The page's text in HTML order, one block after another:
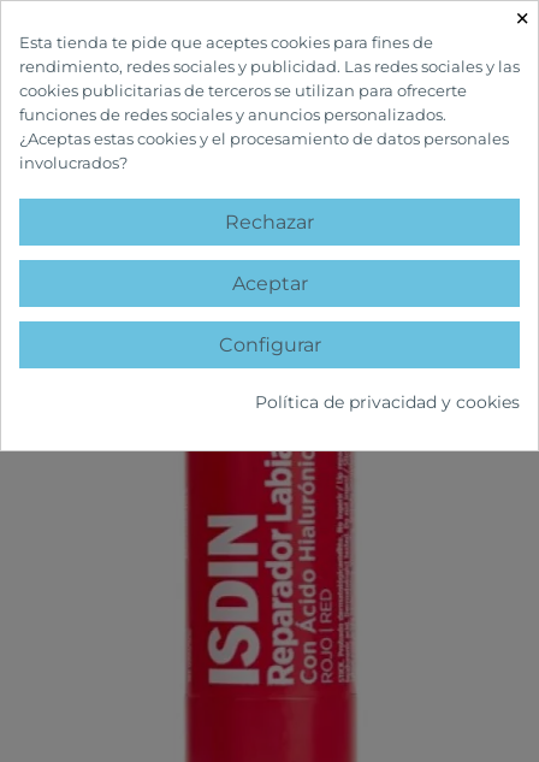
INICIO CUIDADOS FACIALES
favorite
×
Esta tienda te pide que aceptes cookies para fines de
rendimiento, redes sociales y publicidad. Las redes sociales y las
cookies publicitarias de terceros se utilizan para ofrecerte
funciones de redes sociales y anuncios personalizados.
¿Aceptas estas cookies y el procesamiento de datos personales
involucrados?
Rechazar
Aceptar
Configurar
Política de privacidad y cookies